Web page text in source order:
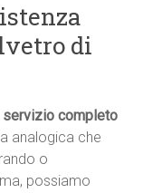
di
servizio completo
analogica che
o
possiamo